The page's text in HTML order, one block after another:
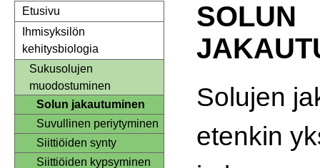
Etusivu
Ihmisyksilön
kehitysbiologia
Sukusolujen
muodostuminen
Solun jakautuminen
Suvullinen periytyminen
Siittiöiden synty
Siittiöiden kypsyminen
SOLUN
Solujen
etenkin